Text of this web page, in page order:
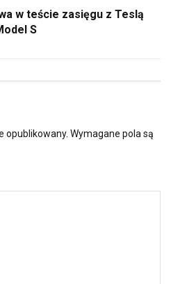
w teście zasięgu z Teslą
S
opublikowany. Wymagane pola są